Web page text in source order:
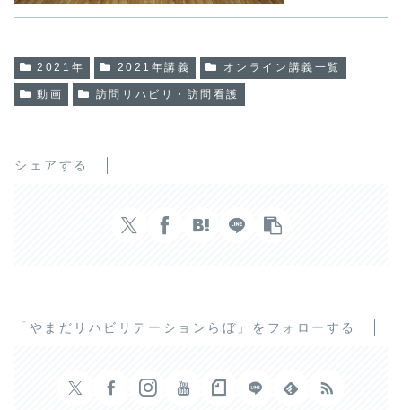
2021年 2021年講義 オンライン講義一覧
動画 訪問リハビリ・訪問看護
シェアする
「やまだリハビリテーションらぼ」をフォローする